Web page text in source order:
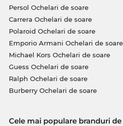
Persol Ochelari de soare
Carrera Ochelari de soare
Polaroid Ochelari de soare
Emporio Armani Ochelari de soare
Michael Kors Ochelari de soare
Guess Ochelari de soare
Ralph Ochelari de soare
Burberry Ochelari de soare
Cele mai populare branduri